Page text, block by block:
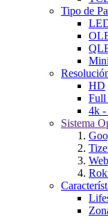
Tipo de
HD
4k
Sistema